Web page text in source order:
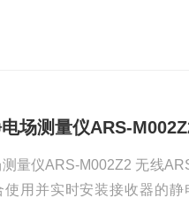
场测量仪ARS-
量仪ARS-M002Z2 无线
用并实时安装接收器的